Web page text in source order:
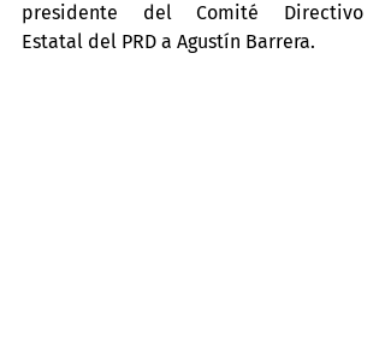
presidente del Comité Directivo
Estatal del PRD a Agustín Barrera.